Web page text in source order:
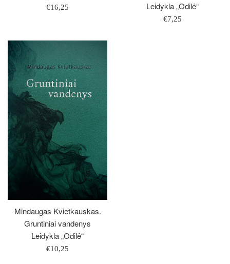
Įprasta
€16,25
Leidykla „Odilė“
Įprasta
€7,25
Mindaugas Kvietkauskas.
Gruntiniai vandenys
Leidykla „Odilė“
Įprasta
€10,25